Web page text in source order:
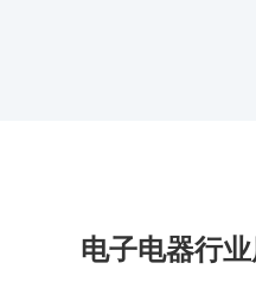
电子电器行